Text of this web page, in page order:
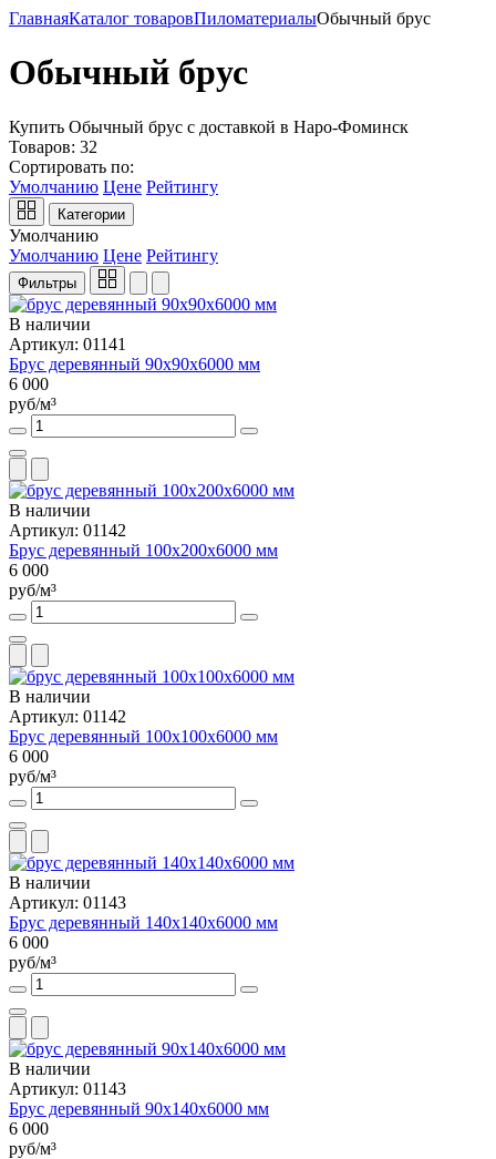
ГлавнаяКаталог товаровПиломатериалыОбычный брус
Обычный брус
Купить Обычный брус с доставкой в Наро-Фоминск
Товаров: 32
Сортировать по:
Умолчанию Цене Рейтингу
Категории
Умолчанию
Умолчанию Цене Рейтингу
Фильтры
В наличии
Артикул: 01141
Брус деревянный 90х90х6000 мм
6 000
руб/м³
В наличии
Артикул: 01142
Брус деревянный 100х200х6000 мм
6 000
руб/м³
В наличии
Артикул: 01142
Брус деревянный 100х100х6000 мм
6 000
руб/м³
В наличии
Артикул: 01143
Брус деревянный 140х140х6000 мм
6 000
руб/м³
В наличии
Артикул: 01143
Брус деревянный 90х140х6000 мм
6 000
руб/м³